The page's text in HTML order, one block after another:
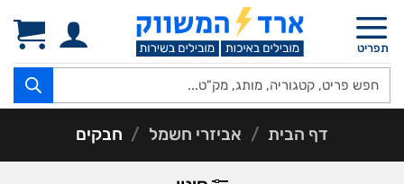
content
תפריט
Products
search
דף הבית / אביזרי חשמל / חבקים